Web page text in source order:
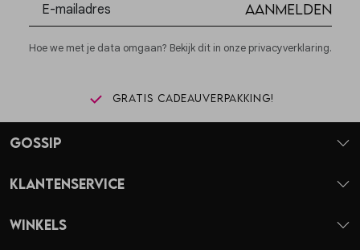
Aanmelden
Hoe we met je data omgaan? Bekijk dit in onze privacyverklaring.
Gratis cadeauverpakking!
Gossip
Klantenservice
Winkels